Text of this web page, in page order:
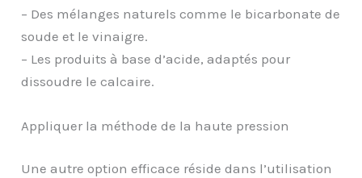
– Des mélanges naturels comme le bicarbonate de
soude et le vinaigre.
– Les produits à base d’acide, adaptés pour
dissoudre le calcaire.
Appliquer la méthode de la haute pression
Une autre option efficace réside dans l’utilisation